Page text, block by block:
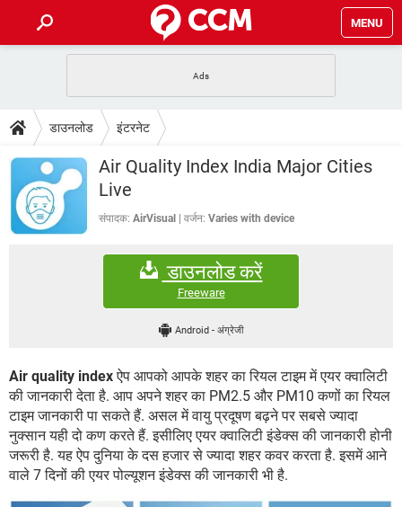
MENU
फोन पर अकाउंट बैलेंस चेक
WhatsApp Hack हो गया? Lucky Patcher यूज करें
टेक-स्पेशल
2020 के फ्री एंटीवायरस
बेस्ट फ्री ऑनलाइन गेम्स
डाउनलोड
Vidmate
WhatsRemoved+
FORUM
कंप्यूटर बस
डाउनलोड इंटरनेट
Air Quality Index India Major Cities
Live
संपादक: AirVisual वर्जन: Varies with device
डाउनलोड करें
Freeware
Android - अंग्रेजी
Air quality indexऐप आपको आपके शहर का रियल टाइम में एयर क्वालिटी
की जानकारी देता है. आप अपने शहर का PM2.5 और PM10 कणों का रियल
टाइम जानकारी पा सकते हैं. असल में वायु प्रदूषण बढ़ने पर सबसे ज्यादा
नुक्सान यही दो कण करते हैं. इसीलिए एयर क्वालिटी इंडेक्स की जानकारी होनी
जरूरी है. यह ऐप दुनिया के दस हजार से ज्यादा शहर कवर करता है. इसमें आने
वाले 7 दिनों की एयर पोल्यूशन इंडेक्स की जानकारी भी है.